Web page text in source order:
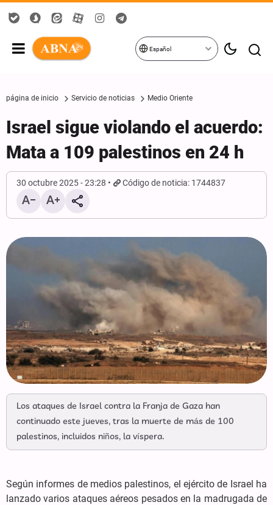
Español
página de inicio Servicio de noticias Medio Oriente
Israel sigue violando el acuerdo:
Mata a 109 palestinos en 24 h
30 octubre 2025 - 23:28 Código de noticia: 1744837
Los ataques de Israel contra la Franja de Gaza han
continuado este jueves, tras la muerte de más de 100
palestinos, incluidos niños, la víspera.
Según informes de medios palestinos, el ejército de Israel ha
lanzado varios ataques aéreos pesados en la madrugada de